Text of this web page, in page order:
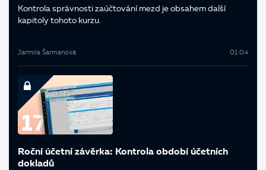
Kontrola správnosti zaúčtování mezd je obsahem další
kapitoly tohoto kurzu.
Jarmila Šarmanová 01:04
Roční účetní závěrka: Kontrola období účetních
dokladů